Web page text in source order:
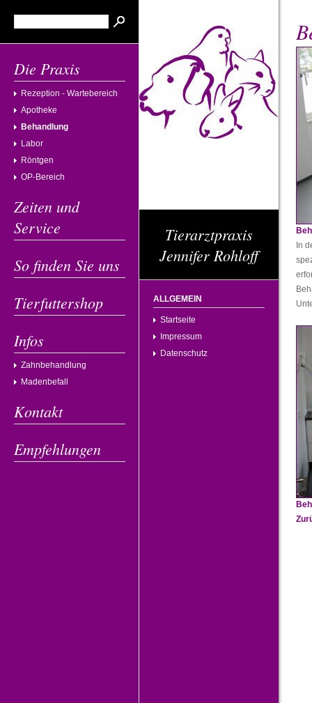
Die Praxis
Rezeption - Wartebereich
Apotheke
Behandlung
Labor
Röntgen
OP-Bereich
Zeiten und
Service
So finden Sie uns
Tierfuttershop
Infos
Zahnbehandlung
Madenbefall
Kontakt
Empfehlungen
Tierarztpraxis
Jennifer Rohloff
ALLGEMEIN
Startseite
Impressum
Datenschutz
In